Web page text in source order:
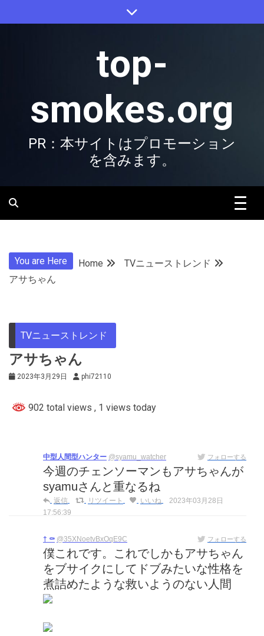
to
top-
smokes.org
PR：本サイトはプロモーション
を含みます。
You are Here Home
TVニューストレンド
アサちゃん
TVニューストレンド
アサちゃん
2023年3月29日 phi72110
902 total views , 1 views today
中型人間型ハンター @syamu_watcher フォローする
今週のチェンソーマンもアサちゃんが
syamuさんと重なるね
返信 リツイート いいね
2023年03月28日
17:56:39
† ⚰ @35XNoetvBxOqE9C フォローする
僕これです。これでしかもアサちゃん
をブサイクにしてドブみたいな性格を
煮詰めたような救いようのない人間